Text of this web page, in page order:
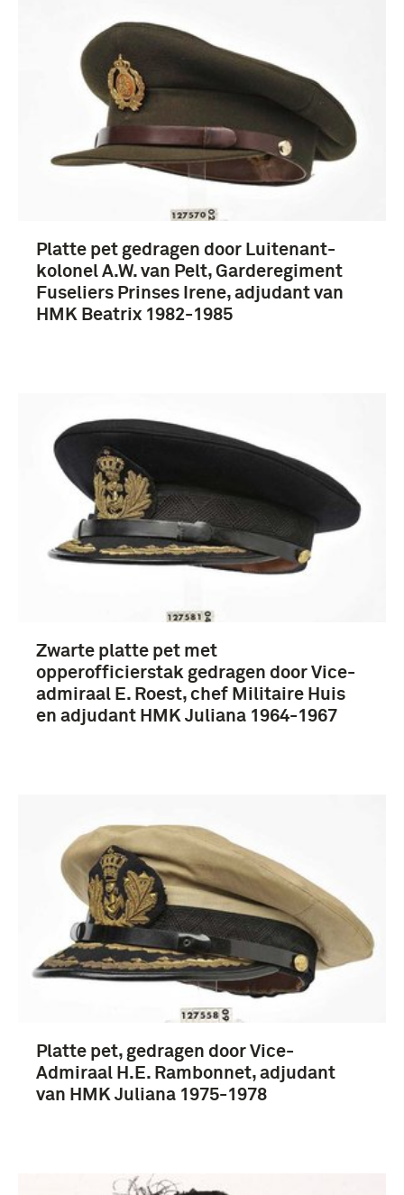
Platte pet gedragen door Luitenant-
kolonel A.W. van Pelt, Garderegiment
Fuseliers Prinses Irene, adjudant van
HMK Beatrix 1982-1985
Zwarte platte pet met
opperofficierstak gedragen door Vice-
admiraal E. Roest, chef Militaire Huis
en adjudant HMK Juliana 1964-1967
Platte pet, gedragen door Vice-
Admiraal H.E. Rambonnet, adjudant
van HMK Juliana 1975-1978